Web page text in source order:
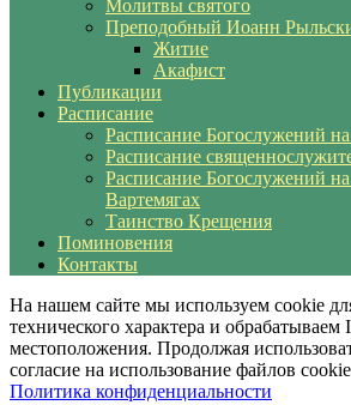
Молитвы святого
Преподобный Иоанн
Житие
Акафист
Публикации
Расписание
Расписание Богослужений
Расписание
Расписание Богослужений
Вартемягах
Таинство Крещения
Поминовения
Контакты
На нашем сайте мы используем cookie
технического характера и обрабатываем
местоположения. Продолжая
согласие на использование файлов
Политика конфиденциальности